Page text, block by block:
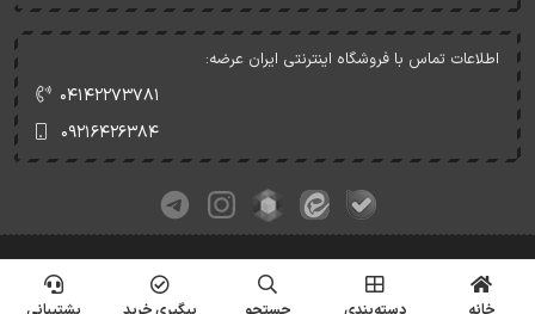
اطلاعات تماس با فروشگاه اینترنتی ایران عرضه:
۰۴۱۴۲۲۷۳۷۸۱
۰۹۲۱۶۴۲۶۳۸۴